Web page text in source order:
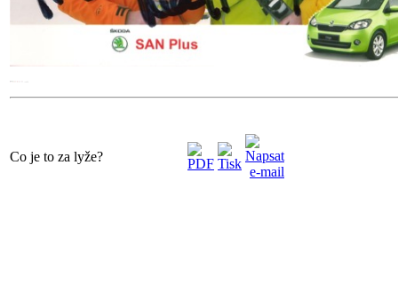
Co je to za lyže?